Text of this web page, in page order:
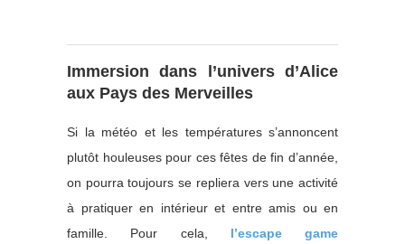
Immersion dans l’univers d’Alice
aux Pays des Merveilles
Si la météo et les températures s’annoncent
plutôt houleuses pour ces fêtes de fin d’année,
on pourra toujours se repliera vers une activité
à pratiquer en intérieur et entre amis ou en
famille. Pour cela, l’escape game